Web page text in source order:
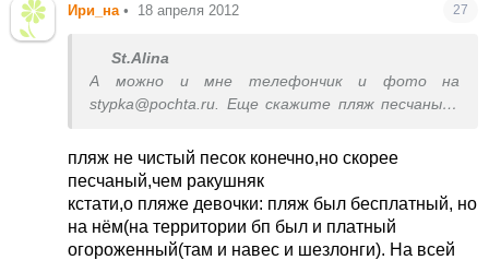
фотки есть,но той квартиры где мы жили,хотя
интересно-дайте знать))дам и телефон и скину
на емайл фотки.
Ири_на • 18 апреля 2012 27
St.Alina
А можно и мне телефончик и фото на
stypka@pochta.ru. Еще скажите пляж песчаный?
пора брать комиссионные
пляж не чистый песок конечно,но скорее
песчаный,чем ракушняк
кстати,о пляже девочки: пляж был бесплатный, но
на нём(на территории бп был и платный
огороженный(там и навес и шезлонги). На всей